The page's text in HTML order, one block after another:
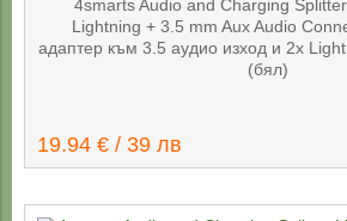
4smarts Audio and Charging
Lightning + 3.5 mm Aux Audio
адаптер към 3.5 аудио изход и 2х
(бял)
19.94 € / 39 лв